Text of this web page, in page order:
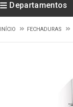
Departamentos
INÍCIO FECHADURAS